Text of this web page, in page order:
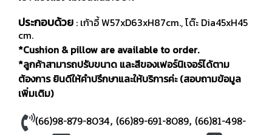
ประกอบด้วย : เก้าอี้ W57xD63xH87cm., โต๊ะ Dia45xH45
cm.
*Cushion & pillow are available to order.
*ลูกค้าสามารถปรับขนาด และสีของเฟอร์นิเจอร์ได้ตาม
ต้องการ ยินดีให้คำปรึกษาและให้บริการค่ะ (สอบถามข้อมูล
เพิ่มเติม)
(66)98-879-8034, (66)89-691-8089, (66)81-498-